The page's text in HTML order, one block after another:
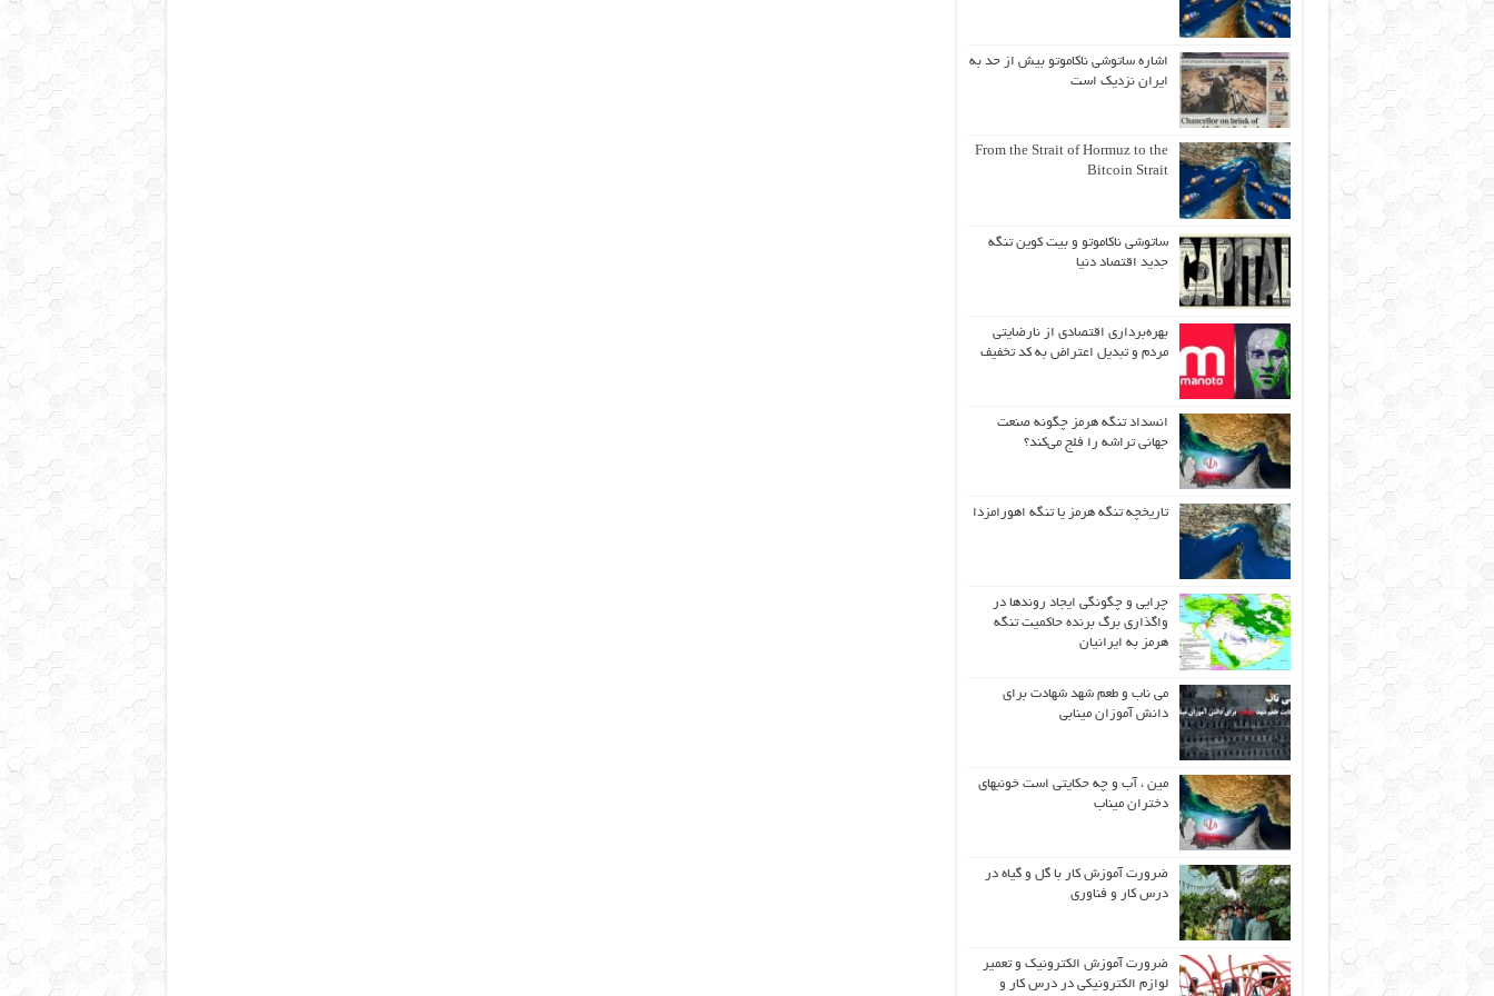
اشاره ساتوشی ناکاموتو بیش از حد به
ایران نزدیک است
From the Strait of Hormuz to the
Bitcoin Strait
ساتوشی ناکاموتو و بیت کوین تنگه
جدید اقتصاد دنیا
بهره‌برداری اقتصادی از نارضایتی
مردم و تبدیل اعتراض به کد تخفیف
انسداد تنگه هرمز چگونه صنعت
جهانی تراشه را فلج می‌کند؟
تاریخچه تنگه هرمز یا تنگه اهورامزدا
چرایی و چگونگی ایجاد روندها در
واگذاری برگ برنده حاکمیت تنگه
هرمز به ایرانیان
می ناب و طعم شهد شهادت برای
دانش آموزان مینابی
مین ، آب و چه حکایتی است خونبهای
دختران میناب
ضرورت آموزش کار با گل و گیاه در
درس کار و فناوری
ضرورت آموزش الکترونیک و تعمیر
لوازم الکترونیکی در درس کار و